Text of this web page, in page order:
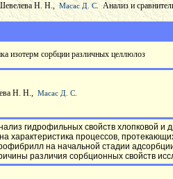
Н. Н.,Масас Д. С.Анализ и
изотерм сорбции различных целлюлоз
Н. Н., Масас Д. С.
гидрофильных свойств хлопковой
характеристика процессов,
на начальной стадии
различия сорбционных свойств